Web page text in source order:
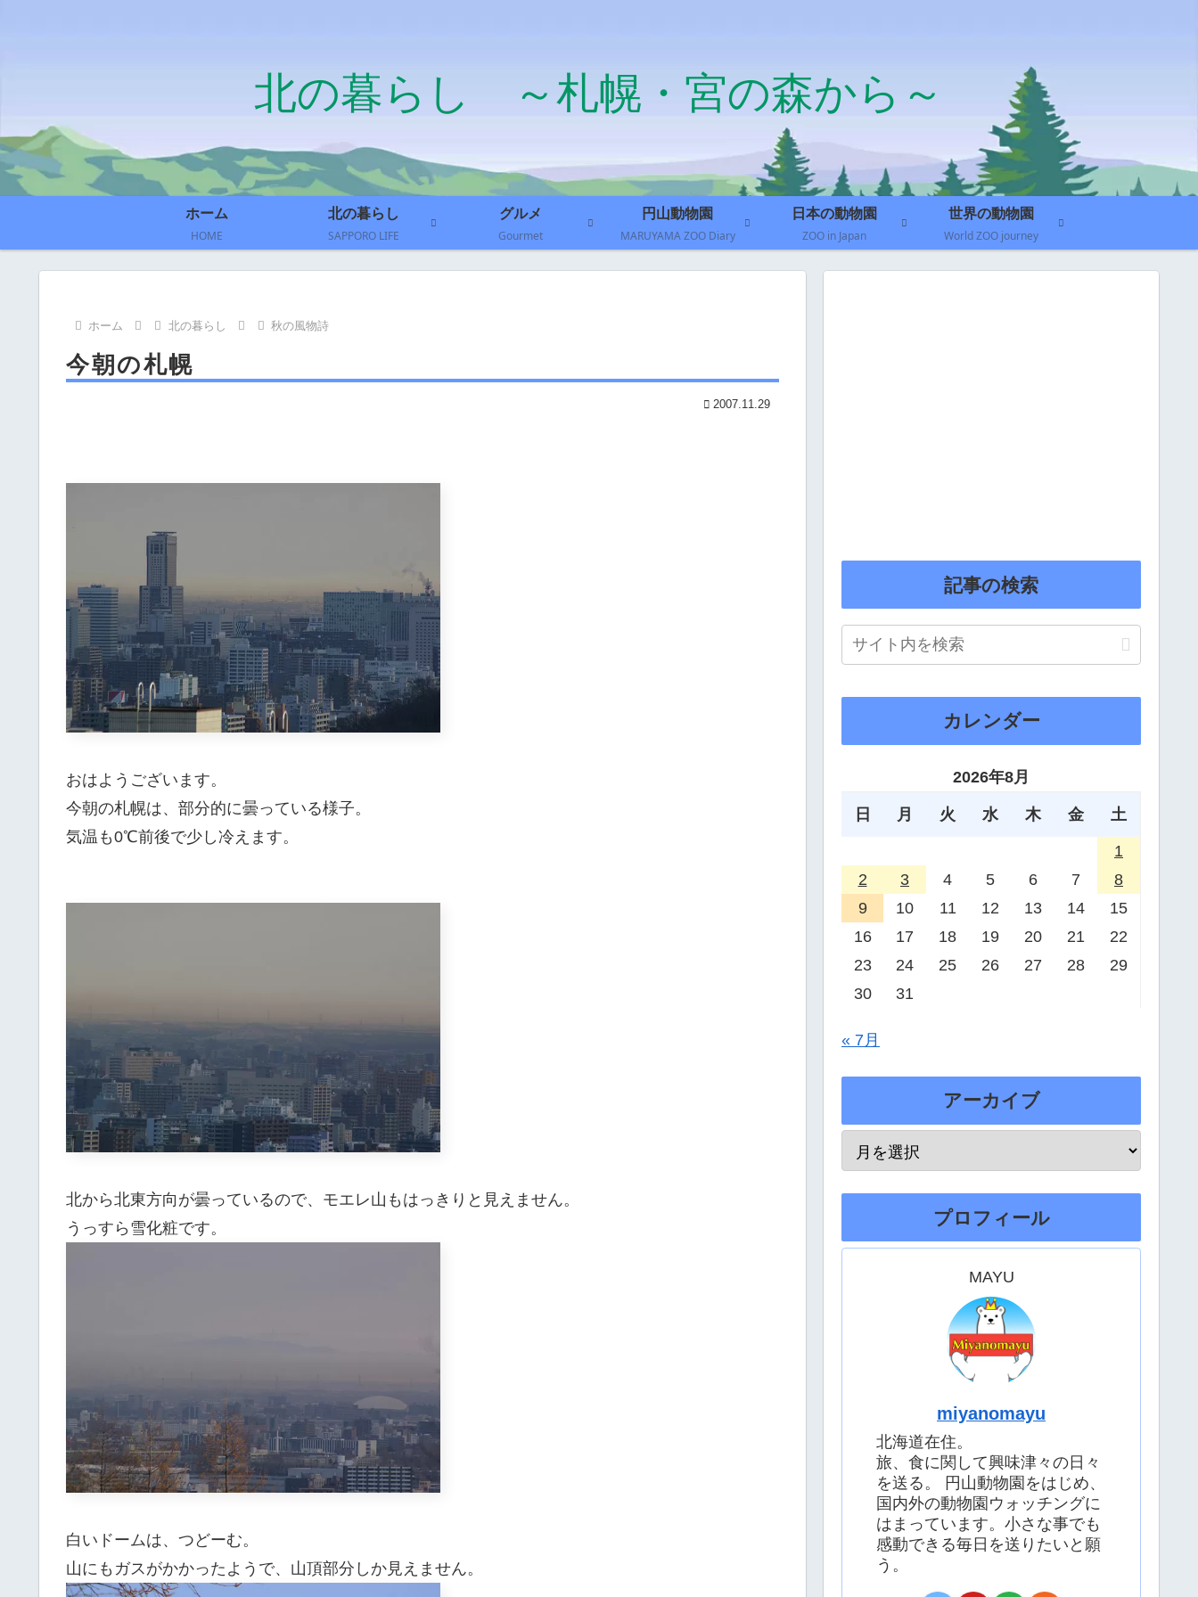
北の暮らし ～札幌・宮の森から～
ホーム
HOME
北の暮らし
SAPPORO LIFE
グルメ
Gourmet
円山動物園
MARUYAMA ZOO Diary
日本の動物園
ZOO in Japan
世界の動物園
World ZOO journey
ホーム 北の暮らし 秋の風物詩
今朝の札幌
2007.11.29
おはようございます。
今朝の札幌は、部分的に曇っている様子。
気温も0℃前後で少し冷えます。
北から北東方向が曇っているので、モエレ山もはっきりと見えません。
うっすら雪化粧です。
白いドームは、つどーむ。
山にもガスがかかったようで、山頂部分しか見えません。
記事の検索
カレンダー
2026年8月
日 月 火 水 木 金 土
1
2
3 4 5 6 7
8
9
10 11 12 13 14
15
16
17 18 19 20 21
22
23
24 25 26 27 28
29
30
31
« 7月
アーカイブ
プロフィール
MAYU
miyanomayu
北海道在住。
旅、食に関して興味津々の日々
を送る。 円山動物園をはじめ、
国内外の動物園ウォッチングに
はまっています。小さな事でも
感動できる毎日を送りたいと願
う。